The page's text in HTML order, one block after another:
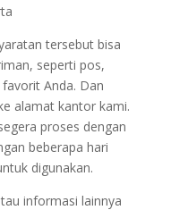
tersebut bisa
seperti pos,
favorit Anda. Dan
alamat kantor kami.
proses dengan
beberapa hari
digunakan.
informasi lainnya